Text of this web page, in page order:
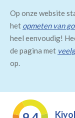
Op onze website
het opmeten van
heel eenvoudig!
de pagina met
op.